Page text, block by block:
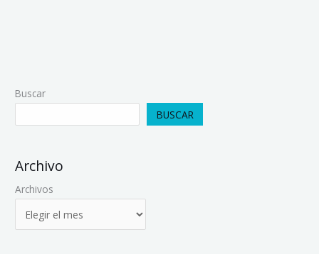
Buscar
BUSCAR
Archivo
Archivos